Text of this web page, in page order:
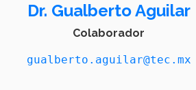
Dr. Gualberto Aguilar
Colaborador
gualberto.aguilar@tec.mx